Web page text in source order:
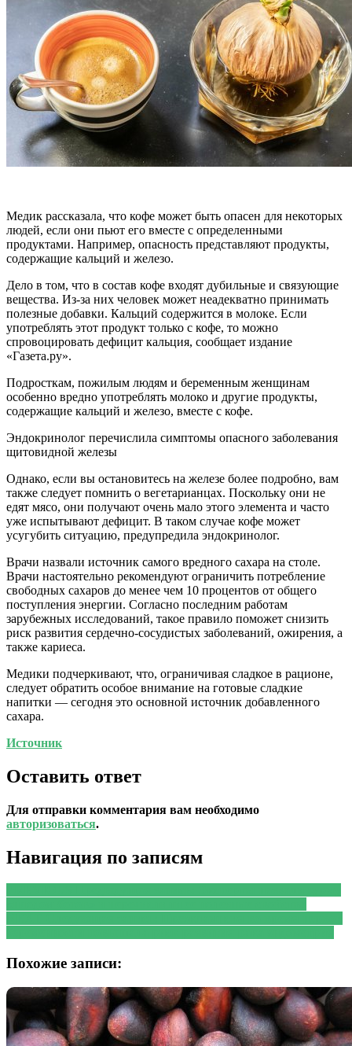
Медик рассказала, что кофе может быть опасен для некоторых
людей, если они пьют его вместе с определенными
продуктами. Например, опасность представляют продукты,
содержащие кальций и железо.
Дело в том, что в состав кофе входят дубильные и связующие
вещества. Из-за них человек может неадекватно принимать
полезные добавки. Кальций содержится в молоке. Если
употреблять этот продукт только с кофе, то можно
спровоцировать дефицит кальция, сообщает издание
«Газета.ру».
Подросткам, пожилым людям и беременным женщинам
особенно вредно употреблять молоко и другие продукты,
содержащие кальций и железо, вместе с кофе.
Эндокринолог перечислила симптомы опасного заболевания
щитовидной железы
Однако, если вы остановитесь на железе более подробно, вам
также следует помнить о вегетарианцах. Поскольку они не
едят мясо, они получают очень мало этого элемента и часто
уже испытывают дефицит. В таком случае кофе может
усугубить ситуацию, предупредила эндокринолог.
Врачи назвали источник самого вредного сахара на столе.
Врачи настоятельно рекомендуют ограничить потребление
свободных сахаров до менее чем 10 процентов от общего
поступления энергии. Согласно последним работам
зарубежных исследований, такое правило поможет снизить
риск развития сердечно-сосудистых заболеваний, ожирения, а
также кариеса.
Медики подчеркивают, что, ограничивая сладкое в рационе,
следует обратить особое внимание на готовые сладкие
напитки — сегодня это основной источник добавленного
сахара.
Источник
Оставить ответ
Для отправки комментария вам необходимо
авторизоваться.
Навигация по записям
Похожие записи: